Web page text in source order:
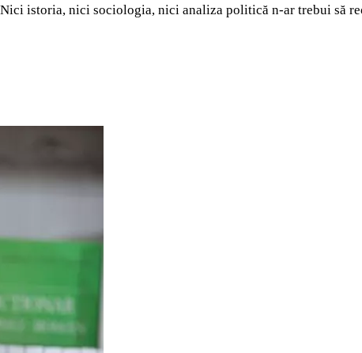
istoria, nici sociologia, nici analiza politică n-ar trebui să